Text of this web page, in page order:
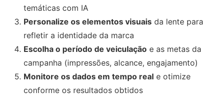
temáticas com IA
Personalize os elementos visuais da lente para
refletir a identidade da marca
Escolha o período de veiculação e as metas da
campanha (impressões, alcance, engajamento)
Monitore os dados em tempo real e otimize
conforme os resultados obtidos